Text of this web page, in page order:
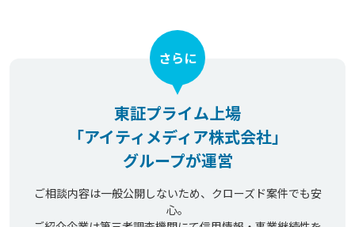
東証プライム上場
「アイティメディア株式会社」
グループが運営
さらに
ご相談内容は一般公開しないため、クローズド案件でも安
心。